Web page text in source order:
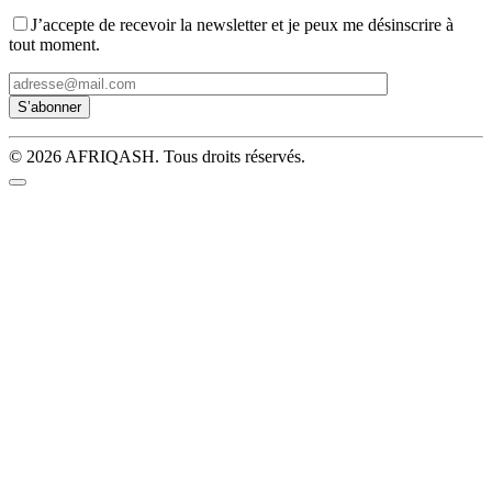
J’accepte de recevoir la newsletter et je peux me désinscrire à
tout moment.
© 2026 AFRIQASH. Tous droits réservés.